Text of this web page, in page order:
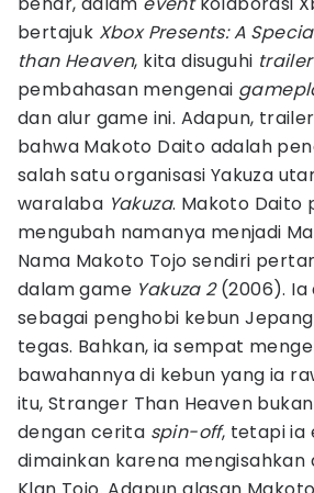
bertajuk Xbox Presents: A
than Heaven, kita disuguhi trailer
pembahasan mengenai
dan alur game ini. Adapun,
bahwa Makoto Daito adalah
salah satu organisasi Yakuza
waralaba Yakuza. Makoto Daito
mengubah namanya menjadi
Nama Makoto Tojo sendiri
dalam game Yakuza 2(2006). Ia
sebagai penghobi kebun
tegas. Bahkan, ia sempat
bawahannya di kebun yang ia
itu, Stranger Than Heaven
dengan cerita spin-off, tetapi ia
dimainkan karena mengisahkan